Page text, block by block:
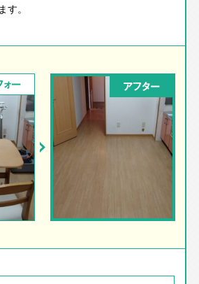
。
ォー アフター